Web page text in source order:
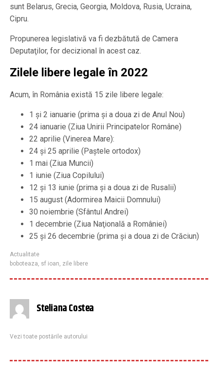
sunt Belarus, Grecia, Georgia, Moldova, Rusia, Ucraina,
Cipru.
Propunerea legislativă va fi dezbătută de Camera
Deputaţilor, for decizional în acest caz.
Zilele libere legale în 2022
Acum, în România există 15 zile libere legale:
1 şi 2 ianuarie (prima şi a doua zi de Anul Nou)
24 ianuarie (Ziua Unirii Principatelor Române)
22 aprilie (Vinerea Mare):
24 şi 25 aprilie (Paştele ortodox)
1 mai (Ziua Muncii)
1 iunie (Ziua Copilului)
12 şi 13 iunie (prima şi a doua zi de Rusalii)
15 august (Adormirea Maicii Domnului)
30 noiembrie (Sfântul Andrei)
1 decembrie (Ziua Naţională a României)
25 şi 26 decembrie (prima şi a doua zi de Crăciun)
Actualitate
boboteaza sf ioan zile libere
Steliana Costea
Vezi toate postările autorului